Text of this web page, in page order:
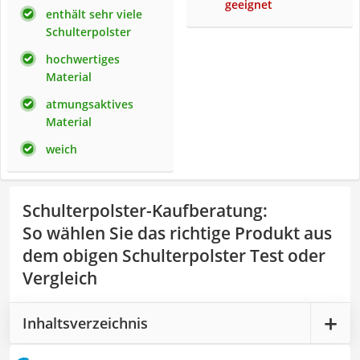
enthält sehr viele
Schulterpolster
hochwertiges
Material
atmungsaktives
Material
weich
geeignet
Schulterpolster-Kaufberatung:
So wählen Sie das richtige Produkt aus
dem obigen Schulterpolster Test oder
Vergleich
Inhaltsverzeichnis